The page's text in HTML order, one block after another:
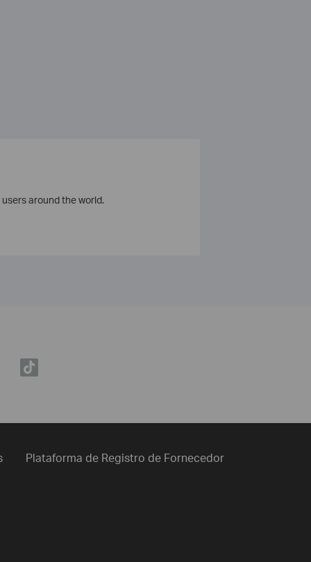
around the world.
Plataforma de Registro de Fornecedor